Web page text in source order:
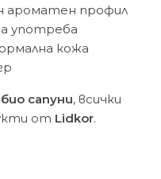
ароматен профил
употреба
кожа
био сапуни, всички
от Lidkor.